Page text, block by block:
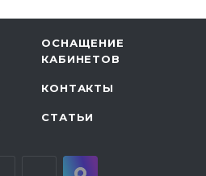
ОСНАЩЕНИЕ
КАБИНЕТОВ
КОНТАКТЫ
СТАТЬИ